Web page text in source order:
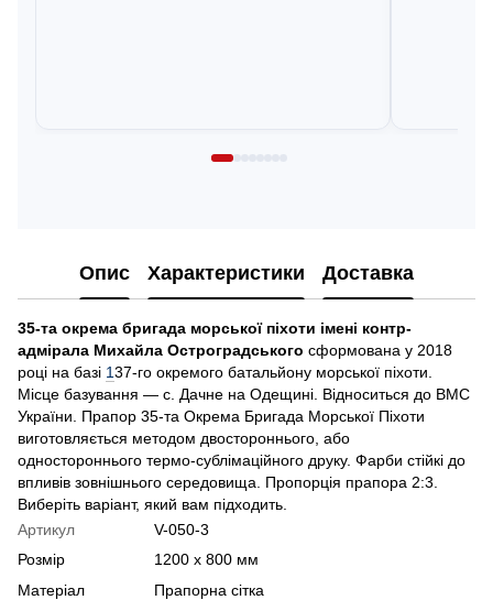
Опис Характеристики Доставка
35-та окрема бригада морської піхоти імені контр-
адмірала Михайла Остроградського сформована у 2018
році на базі 137-го окремого батальйону морської піхоти.
Місце базування — с. Дачне на Одещині. Відноситься до ВМС
України. Прапор 35-та Окрема Бригада Морської Піхоти
виготовляється методом двостороннього, або
одностороннього термо-сублімаційного друку. Фарби стійкі до
впливів зовнішнього середовища. Пропорція прапора 2:3.
Виберіть варіант, який вам підходить.
Артикул
V-050-3
Розмір
1200 х 800 мм
Матеріал
Прапорна сітка